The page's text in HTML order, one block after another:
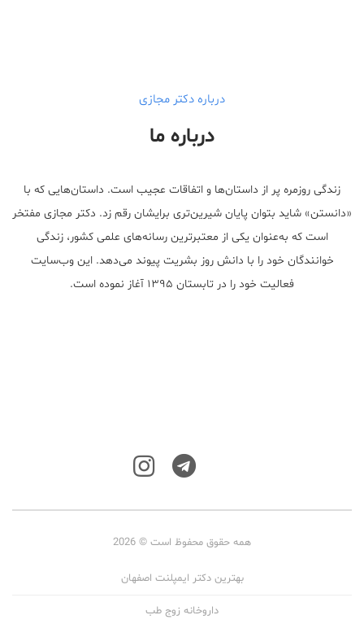
درباره دکتر مجازی
درباره ما
زندگی روزمره پر از داستان‌ها و اتفاقات عجیب است. داستان‌هایی که با
«دانستن» شاید بتوان پایان شیرین‌تری برایشان رقم زد. دکتر مجازی مفتخر
است که به‌عنوان یکی از معتبر‌ترین رسانه‌های علمی کشور، زندگی
خوانندگان خود را با دانش روز بشریت پیوند می‌دهد. این وب‌سایت
فعالیت خود را در تابستان ۱۳۹۵ آغاز نموده است.
همه حقوق محفوظ است © 2026
بهترین دکتر ایمپلنت اصفهان
داروخانه زوج طب